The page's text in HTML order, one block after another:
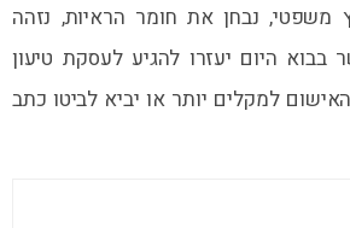
משפטי, נבחן את חומר הראיות, נזהה
היום יעזרו להגיע לעסקת טיעון
למקלים יותר או יביא לביטו כתב